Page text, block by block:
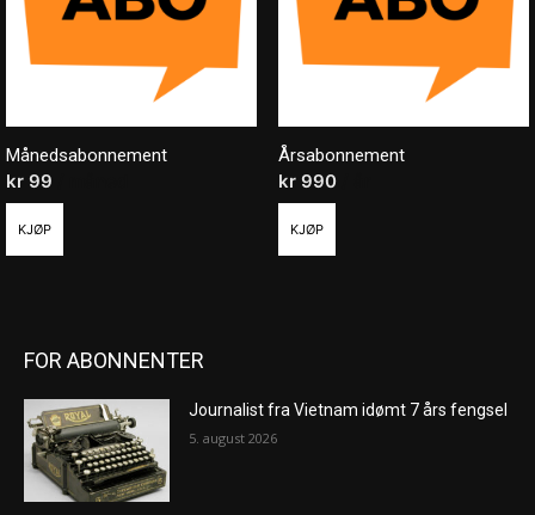
Månedsabonnement
kr 99
KJØP
Årsabonnement
kr990
KJØP
FOR ABONNENTER
Journalist fra Vietnam idømt 7 års fengsel
5. august 2026